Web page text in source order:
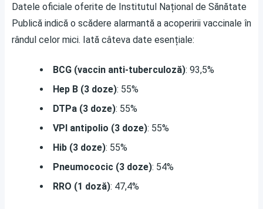
Datele oficiale oferite de Institutul Național de Sănătate
Publică indică o scădere alarmantă a acoperirii vaccinale în
rândul celor mici. Iată câteva date esențiale:
BCG (vaccin anti-tuberculoză): 93,5%
Hep B (3 doze): 55%
DTPa (3 doze): 55%
VPI antipolio (3 doze): 55%
Hib (3 doze): 55%
Pneumococic (3 doze): 54%
RRO (1 doză): 47,4%